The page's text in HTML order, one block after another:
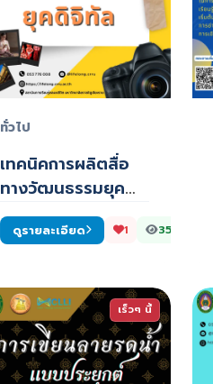
ทั่วไป
เทคนิคการผลิตสื่อ
ทางวัฒนธรรมยุค
ดิจิทัล (หลักสูตรศิ…
ดูรายละเอียด 1 355
เร็วๆ นี้